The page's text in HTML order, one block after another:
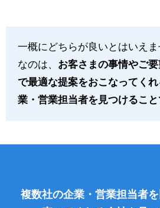
一概にどちらが良いとはいえ
なのは、 お客さまの事情やご
で最適な提案をおこなってく
業・営業担当者を見つけること
複数社の企業・営業担当者